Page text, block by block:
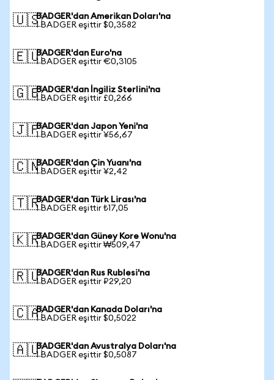
🇺🇸BADGER'dan Amerikan Doları'na
1 BADGER eşittir $0,3582
🇪🇺BADGER'dan Euro'na
1 BADGER eşittir €0,3105
🇬🇧BADGER'dan İngiliz Sterlini'na
1 BADGER eşittir £0,266
🇯🇵BADGER'dan Japon Yeni'na
1 BADGER eşittir ¥56,67
🇨🇳BADGER'dan Çin Yuanı'na
1 BADGER eşittir ¥2,42
🇹🇷BADGER'dan Türk Lirası'na
1 BADGER eşittir ₺17,05
🇰🇷BADGER'dan Güney Kore Wonu'na
1 BADGER eşittir ₩509,47
🇷🇺BADGER'dan Rus Rublesi'na
1 BADGER eşittir ₽29,20
🇨🇦BADGER'dan Kanada Doları'na
1 BADGER eşittir $0,5022
🇦🇺BADGER'dan Avustralya Doları'na
1 BADGER eşittir $0,5087